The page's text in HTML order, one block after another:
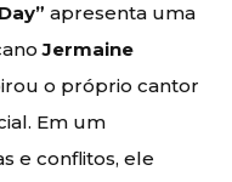
apresenta uma
Jermaine
o próprio cantor
Em um
e conflitos, ele